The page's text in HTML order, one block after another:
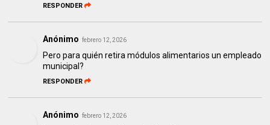
RESPONDER
Anónimo febrero 12, 2026
Pero para quién retira módulos alimentarios un empleado
municipal?
RESPONDER
Anónimo febrero 12, 2026